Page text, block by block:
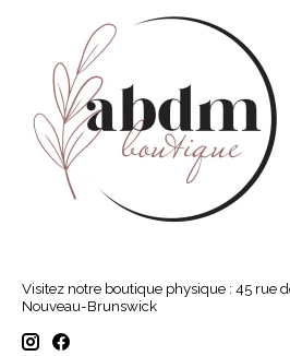
Visitez notre boutique physique : 45 rue
Nouveau-Brunswick